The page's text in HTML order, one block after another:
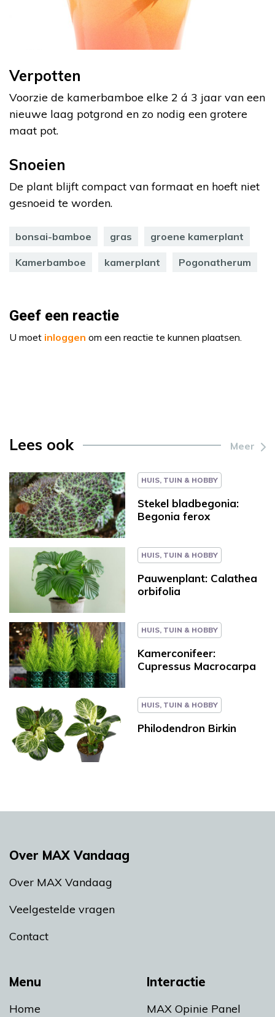
Verpotten
Voorzie de kamerbamboe elke 2 á 3 jaar van een
nieuwe laag potgrond en zo nodig een grotere
maat pot.
Snoeien
De plant blijft compact van formaat en hoeft niet
gesnoeid te worden.
bonsai-bamboe gras groene kamerplant
Kamerbamboe kamerplant Pogonatherum
Geef een reactie
U moet inloggen om een reactie te kunnen plaatsen.
Lees ook Meer
HUIS, TUIN & HOBBY
Stekel bladbegonia:
Begonia ferox
HUIS, TUIN & HOBBY
Pauwenplant: Calathea
orbifolia
HUIS, TUIN & HOBBY
Kamerconifeer:
Cupressus Macrocarpa
HUIS, TUIN & HOBBY
Philodendron Birkin
Menu
Home
Interactie
MAX Opinie Panel
Over MAX Vandaag
Over MAX Vandaag
Veelgestelde vragen
Contact